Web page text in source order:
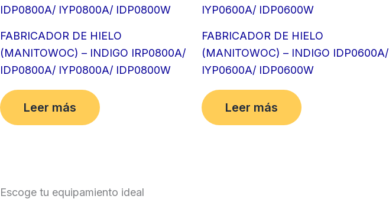
FABRICADOR DE HIELO
(MANITOWOC) – INDIGO IRP0800A/
IDP0800A/ IYP0800A/ IDP0800W
Leer más
FABRICADOR DE HIELO
(MANITOWOC) – INDIGO IDP0600A/
IYP0600A/ IDP0600W
Leer más
Escoge tu equipamiento ideal